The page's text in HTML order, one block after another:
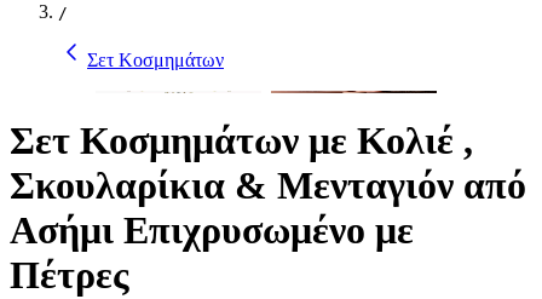
/
Σετ Κοσμημάτων
Σετ Κοσμημάτων με Κολιέ ,
Σκουλαρίκια & Μενταγιόν από
Ασήμι Επιχρυσωμένο με
Πέτρες